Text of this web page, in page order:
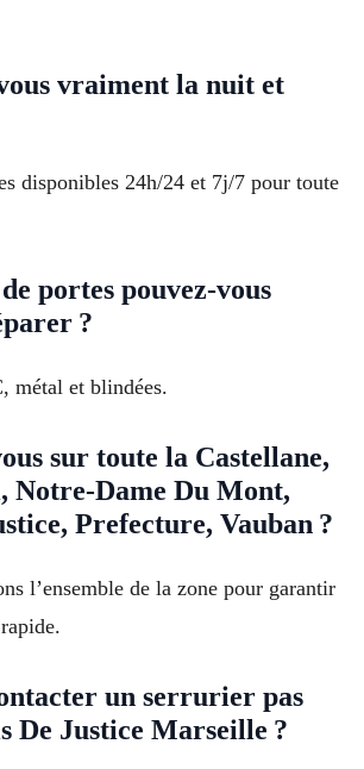
vraiment la nuit et
disponibles 24h/24 et 7j/7 pour toute
portes pouvez-vous
?
métal et blindées.
sur toute la Castellane,
Notre-Dame Du Mont,
Prefecture, Vauban ?
l’ensemble de la zone pour garantir
un serrurier pas
De Justice Marseille ?